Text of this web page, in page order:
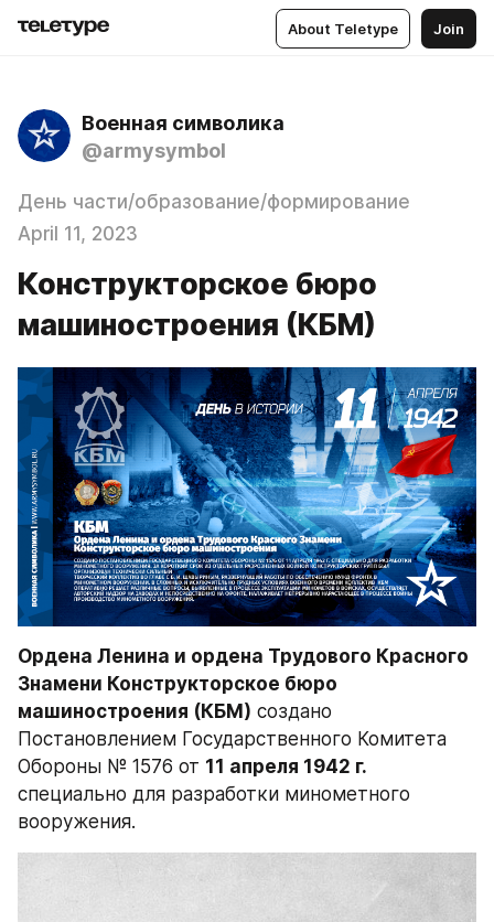
About Teletype Join
Военная символика
@armysymbol
День части/образование/формирование
April 11, 2023
Конструкторское бюро
машиностроения (КБМ)
Ордена Ленина и ордена Трудового Красного
Знамени Конструкторское бюро
машиностроения (КБМ) создано
Постановлением Государственного Комитета
Обороны № 1576 от 11 апреля 1942 г.
специально для разработки минометного
вооружения.